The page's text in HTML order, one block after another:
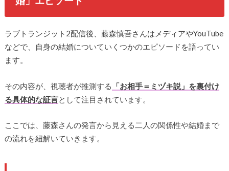
ラブトランジット2配信後、藤森慎吾さんはメディアやYouTube
などで、自身の結婚についていくつかのエピソードを語ってい
ます。
その内容が、視聴者が推測する
「お相手＝ミヅキ説」を裏付け
る具体的な証言として注目されています。
ここでは、藤森さんの発言から見える二人の関係性や結婚まで
の流れを紐解いていきます。